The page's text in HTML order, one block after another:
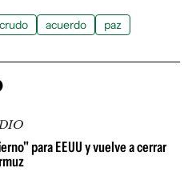
crudo acuerdo paz
para EEUU y vuelve a cerrar